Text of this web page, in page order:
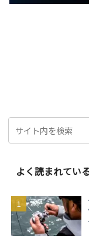
よく読まれてい